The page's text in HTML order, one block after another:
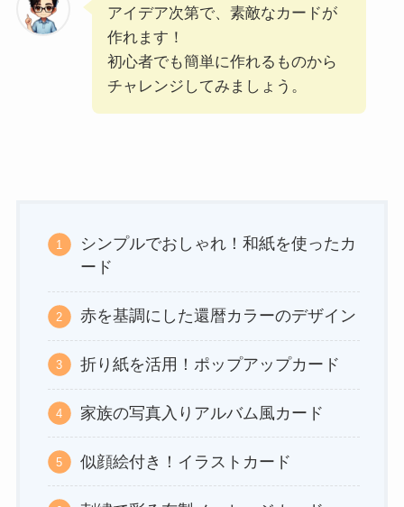
アイデア次第で、素敵なカードが
作れます！
初心者でも簡単に作れるものから
チャレンジしてみましょう。
シンプルでおしゃれ！和紙を使ったカ
ード
赤を基調にした還暦カラーのデザイン
折り紙を活用！ポップアップカード
家族の写真入りアルバム風カード
似顔絵付き！イラストカード